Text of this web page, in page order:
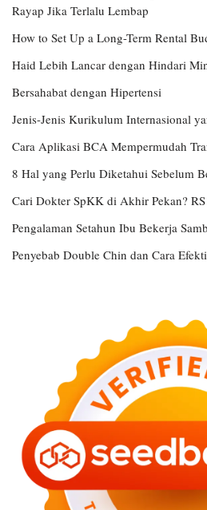
Rayap Jika Terlalu Lembap
How to Set Up a Long-Term Rental
Haid Lebih Lancar dengan Hindari
Bersahabat dengan Hipertensi
Jenis-Jenis Kurikulum Internasional
Cara Aplikasi BCA Mempermudah
8 Hal yang Perlu Diketahui Sebelum
Cari Dokter SpKK di Akhir Pekan?
Pengalaman Setahun Ibu Bekerja
Penyebab Double Chin dan Cara